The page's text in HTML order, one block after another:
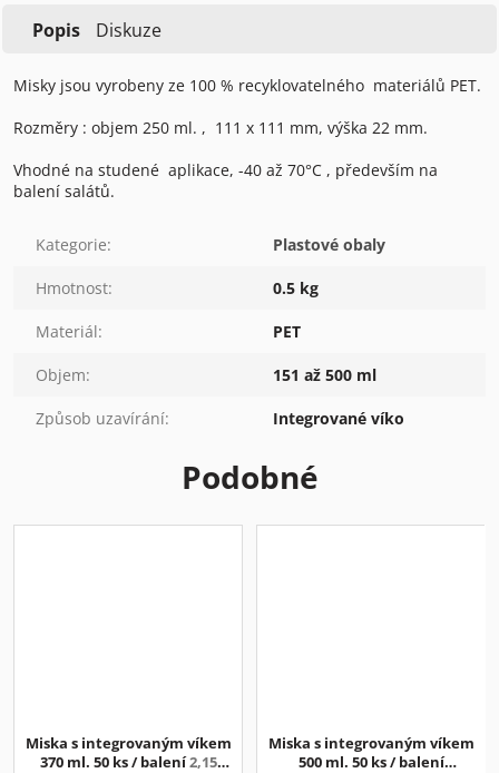
Popis Diskuze
Misky jsou vyrobeny ze 100 % recyklovatelného materiálů PET.
Rozměry : objem 250 ml. , 111 x 111 mm, výška 22 mm.
Vhodné na studené aplikace, -40 až 70°C , především na
balení salátů.
Kategorie: Plastové obaly
Hmotnost: 0.5 kg
Materiál: PET
Objem: 151 až 500 ml
Způsob uzavírání: Integrované víko
Podobné
Miska s integrovaným víkem
370 ml. 50 ks / balení2,15
Miska s integrovaným víkem
500 ml. 50 ks / balení